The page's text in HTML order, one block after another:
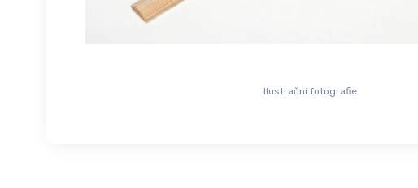
Ilustrační fotografie